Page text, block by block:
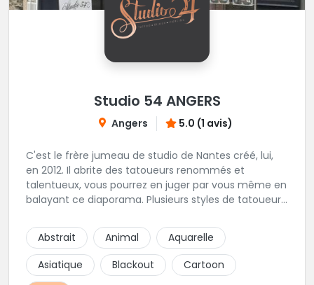
Studio 54 ANGERS
Angers 5.0 (1 avis)
C'est le frère jumeau de studio de Nantes créé, lui,
en 2012. Il abrite des tatoueurs renommés et
talentueux, vous pourrez en juger par vous même en
balayant ce diaporama. Plusieurs styles de tatoueurs
répondre à tout types de demandes. Bien sur dans
une hygiène très stricte.
Abstrait Animal
Aquarelle
Asiatique
Blackout Cartoon